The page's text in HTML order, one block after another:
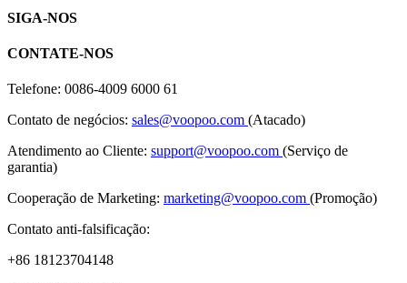
SIGA-NOS
CONTATE-NOS
Telefone: 0086-4009 6000 61
Contato de negócios: sales@voopoo.com (Atacado)
Atendimento ao Cliente: support@voopoo.com (Serviço de
garantia)
Cooperação de Marketing: marketing@voopoo.com (Promoção)
Contato anti-falsificação:
+86 18123704148